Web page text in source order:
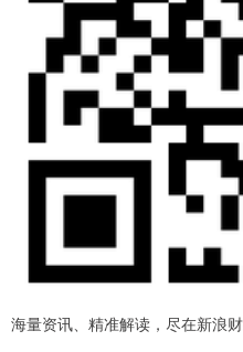
海量资讯、精准解读，尽在新浪